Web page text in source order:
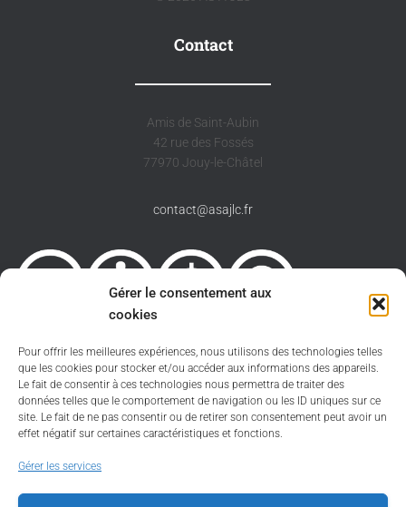
Gérer le consentement aux
cookies
Pour offrir les meilleures expériences, nous utilisons des technologies telles
que les cookies pour stocker et/ou accéder aux informations des appareils.
Le fait de consentir à ces technologies nous permettra de traiter des
données telles que le comportement de navigation ou les ID uniques sur ce
site. Le fait de ne pas consentir ou de retirer son consentement peut avoir un
effet négatif sur certaines caractéristiques et fonctions.
Gérer les services
Contact
Amis de Saint-Aubin
42 rue des Fossés
77970 Jouy-le-Châtel
contact@asajlc.fr
Sauf spécification contraire le site est sous licence
Creative Commons 4.0 International
CC BY-NC-SA.
Politique de cookies
Informations légales